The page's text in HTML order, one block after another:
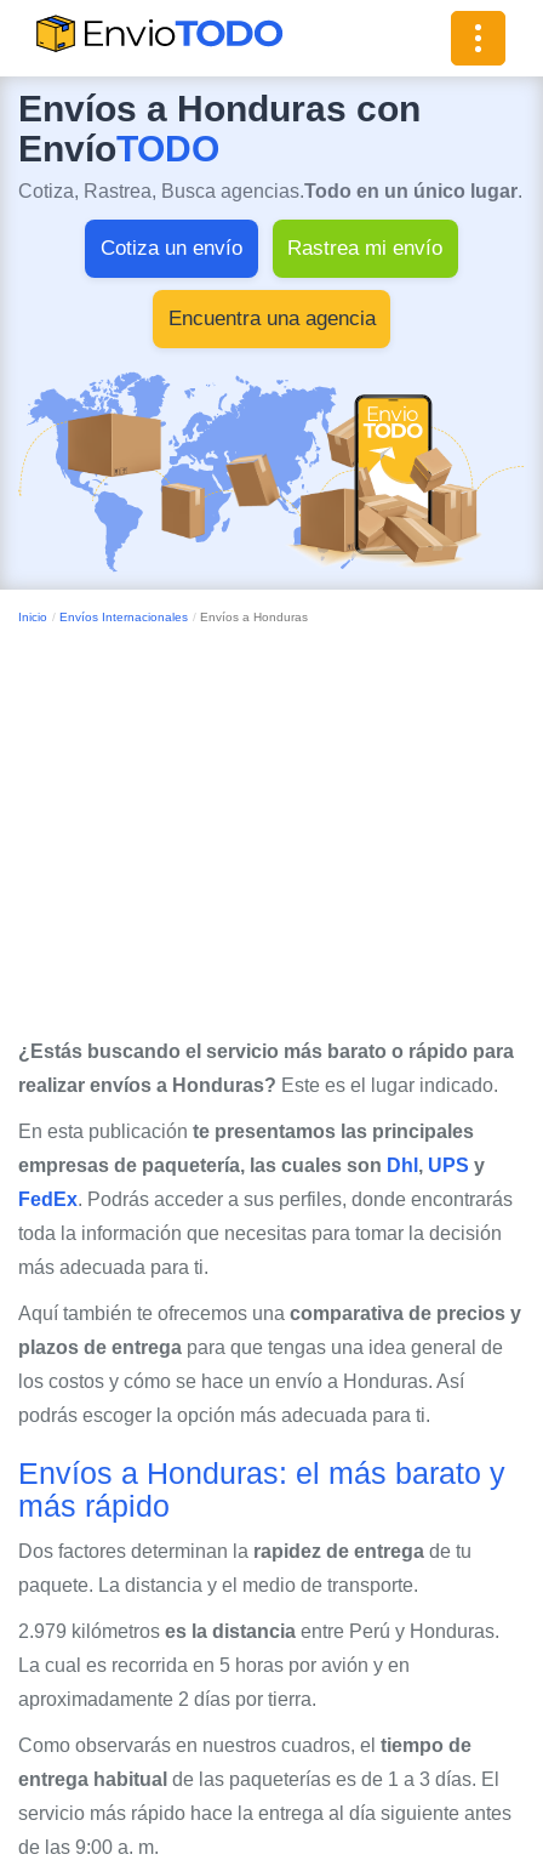
Toggle
Envíos a Honduras con
EnvíoTODO
Cotiza, Rastrea, Busca agencias.Todo en un único lugar.
Cotiza un envío Rastrea mi envío
Encuentra una agencia
Inicio Envíos Internacionales Envíos a Honduras
¿Estás buscando el servicio más barato o rápido para
realizar envíos a Honduras? Este es el lugar indicado.
En esta publicación te presentamos las principales
empresas de paquetería, las cuales son Dhl , UPS y
FedEx. Podrás acceder a sus perfiles, donde encontrarás
toda la información que necesitas para tomar la decisión
más adecuada para ti.
Aquí también te ofrecemos una comparativa de precios y
plazos de entrega para que tengas una idea general de
los costos y cómo se hace un envío a Honduras. Así
podrás escoger la opción más adecuada para ti.
Envíos a Honduras: el más barato y
más rápido
Dos factores determinan la rapidez de entrega de tu
paquete. La distancia y el medio de transporte.
2.979 kilómetros es la distancia entre Perú y Honduras.
La cual es recorrida en 5 horas por avión y en
aproximadamente 2 días por tierra.
Como observarás en nuestros cuadros, el tiempo de
entrega habitual de las paqueterías es de 1 a 3 días. El
servicio más rápido hace la entrega al día siguiente antes
de las 9:00 a. m.